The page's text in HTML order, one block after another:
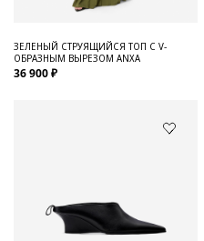
ЗЕЛЕНЫЙ СТРУЯЩИЙСЯ ТОП С V-
ОБРАЗНЫМ ВЫРЕЗОМ ANXA
36 900 ₽